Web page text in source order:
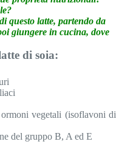
questo latte, partendo da
giungere in cucina, dove
di soia:
vegetali (isoflavoni di
del gruppo B, A ed E